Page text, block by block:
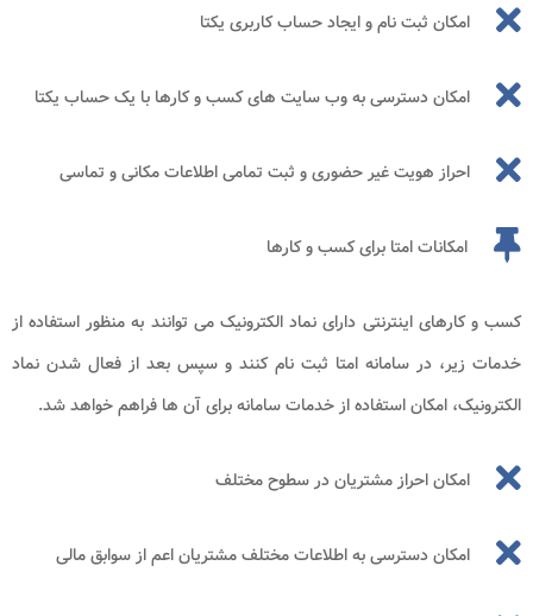
امکان ثبت نام و ایجاد حساب کاربری یکتا
امکان دسترسی به وب سایت های کسب و کارها با یک حساب یکتا
احراز هویت غیر حضوری و ثبت تمامی اطلاعات مکانی و تماسی
امکانات امتا برای کسب و کارها
کسب و کارهای اینترنتی دارای نماد الکترونیک می توانند به منظور استفاده از
خدمات زیر، در سامانه امتا ثبت نام کنند و سپس بعد از فعال شدن نماد
الکترونیک، امکان استفاده از خدمات سامانه برای آن ها فراهم خواهد شد.
امکان احراز مشتریان در سطوح مختلف
امکان دسترسی به اطلاعات مختلف مشتریان اعم از سوابق مالی